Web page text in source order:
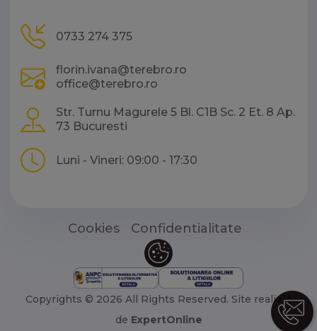
0733 274 375
florin.ivana@terebro.ro
office@terebro.ro
Str. Turnu Magurele 5 Bl. C1B Sc. 2 Et. 8 Ap.
73 Bucuresti
Luni - Vineri: 09:00 - 17:30
Copyrights © 2026 All Rights Reserved. Site realizat
de ExpertOnline
Cookies Confidentialitate